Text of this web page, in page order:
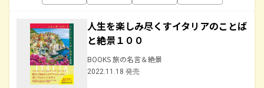
人生を楽しみ尽くすイタリアのことば
と絶景１００
BOOKS 旅の名言＆絶景
2022.11.18 発売